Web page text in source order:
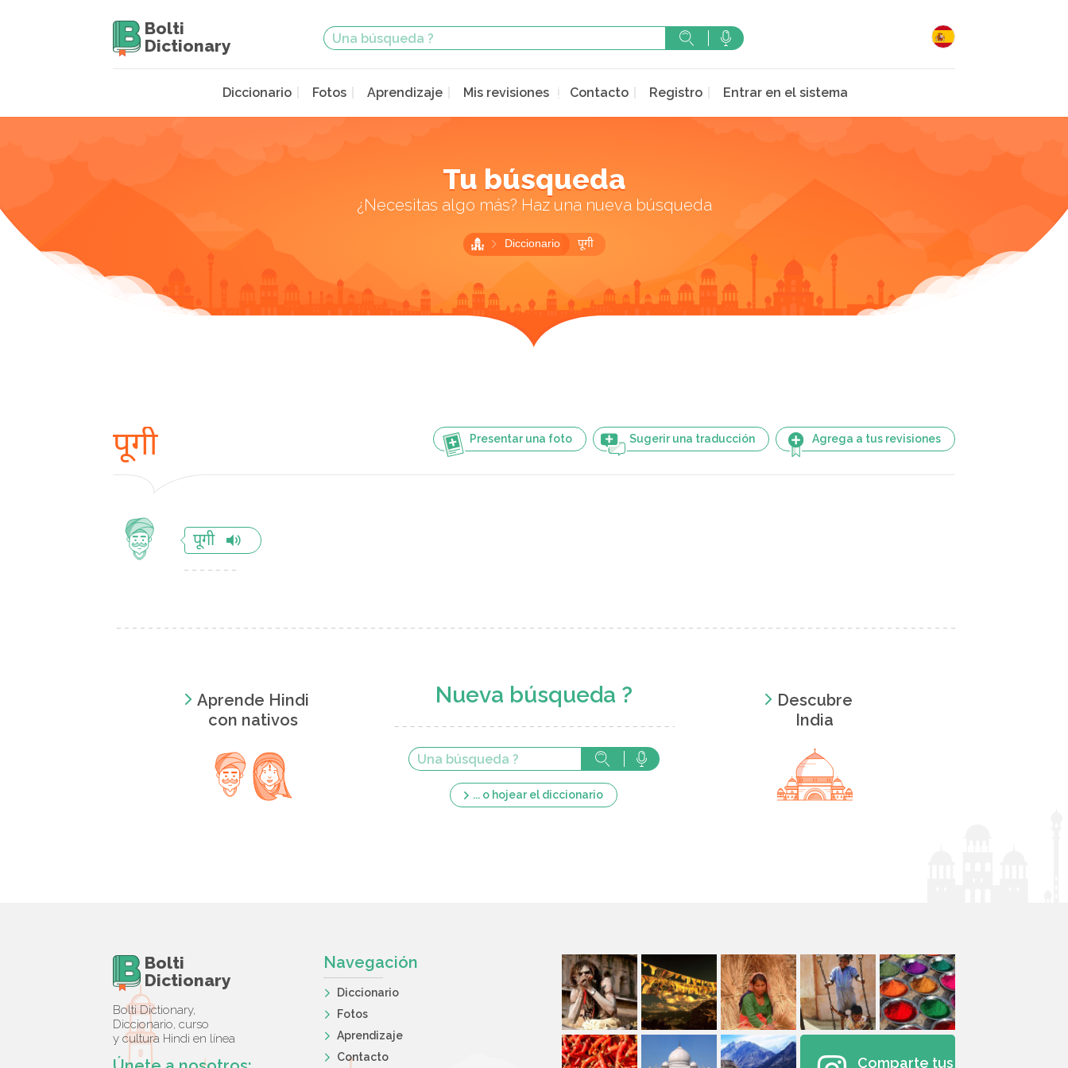
Bolti
Dictionary
Diccionario Fotos Aprendizaje Mis revisiones Contacto Registro Entrar en el sistema
Tu búsqueda
¿Necesitas algo más? Haz una nueva búsqueda
Diccionario पूगी
Presentar una foto Sugerir una traducción Agrega a tus revisiones
पूगी
पूगी
Aprende Hindi
con nativos
Nueva búsqueda ?
... o hojear el diccionario
Descubre
India
Bolti
Dictionary
Bolti Dictionary,
Diccionario, curso
y cultura Hindi en línea
Navegación
Diccionario
Fotos
Aprendizaje
Contacto
Comparte tus